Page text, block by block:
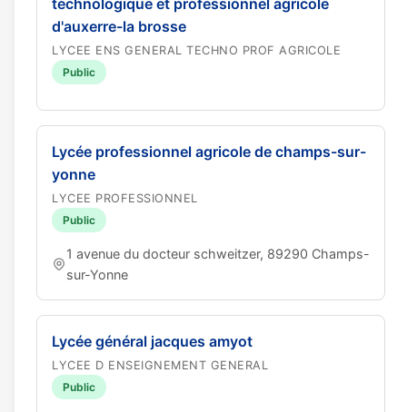
technologique et professionnel agricole
d'auxerre-la brosse
LYCEE ENS GENERAL TECHNO PROF AGRICOLE
Public
Lycée professionnel agricole de champs-sur-
yonne
LYCEE PROFESSIONNEL
Public
1 avenue du docteur schweitzer, 89290 Champs-
sur-Yonne
Lycée général jacques amyot
LYCEE D ENSEIGNEMENT GENERAL
Public